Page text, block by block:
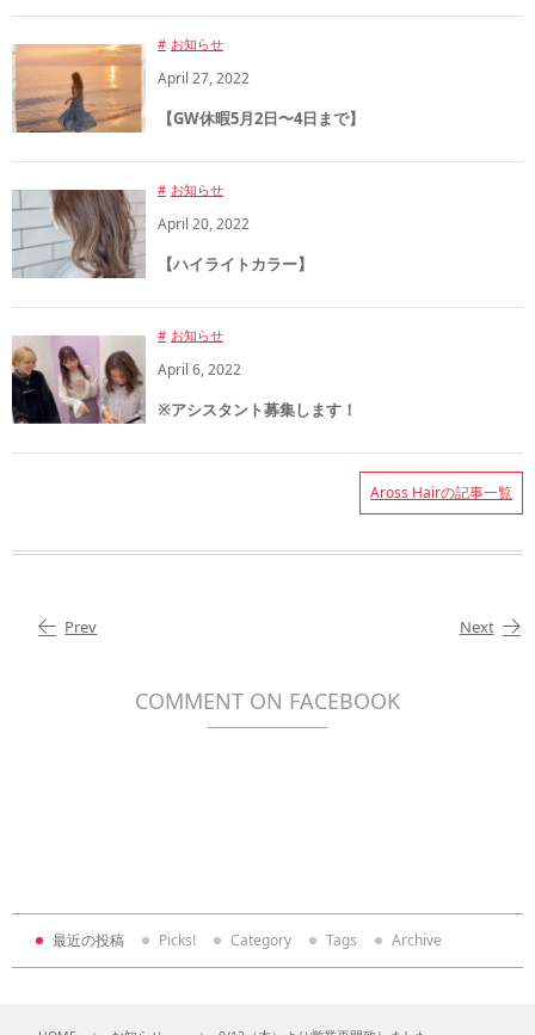
お知らせ
April 27,2022
【GW休暇5月2日〜4日まで】
お知らせ
April 20,2022
【ハイライトカラー】
お知らせ
April 6,2022
※アシスタント募集します！
Aross Hairの記事一覧
Prev Next
COMMENT ON FACEBOOK
最近の投稿 Picks! Category Tags Archive